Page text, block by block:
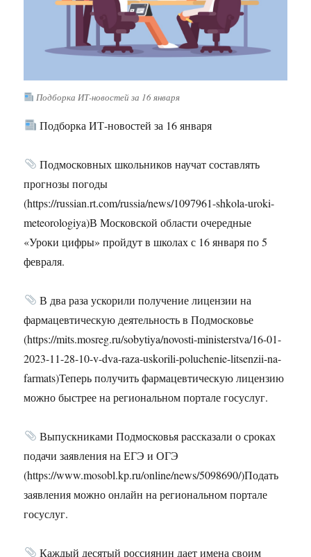
Подборка ИТ-новостей за 16 января
Подборка ИТ-новостей за 16 января
Подмосковных школьников научат составлять
прогнозы погоды
(https://russian.rt.com/russia/news/1097961-shkola-uroki-
meteorologiya)В Московской области очередные
«Уроки цифры» пройдут в школах с 16 января по 5
февраля.
В два раза ускорили получение лицензии на
фармацевтическую деятельность в Подмосковье
(https://mits.mosreg.ru/sobytiya/novosti-ministerstva/16-01-
2023-11-28-10-v-dva-raza-uskorili-poluchenie-litsenzii-na-
farmats)Теперь получить фармацевтическую лицензию
можно быстрее на региональном портале госуслуг.
Выпускниками Подмосковья рассказали о сроках
подачи заявления на ЕГЭ и ОГЭ
(https://www.mosobl.kp.ru/online/news/5098690/)Подать
заявления можно онлайн на региональном портале
госуслуг.
Каждый десятый россиянин дает имена своим